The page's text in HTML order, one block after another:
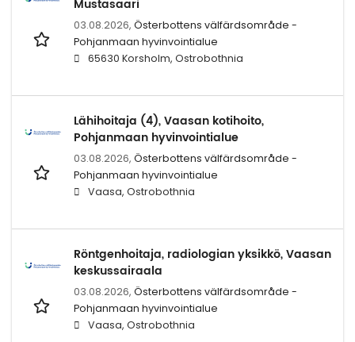
Mustasaari
03.08.2026, Österbottens välfärdsområde -
Pohjanmaan hyvinvointialue
65630 Korsholm, Ostrobothnia
Lähihoitaja (4), Vaasan kotihoito,
Pohjanmaan hyvinvointialue
03.08.2026, Österbottens välfärdsområde -
Pohjanmaan hyvinvointialue
Vaasa, Ostrobothnia
Röntgenhoitaja, radiologian yksikkö, Vaasan
keskussairaala
03.08.2026, Österbottens välfärdsområde -
Pohjanmaan hyvinvointialue
Vaasa, Ostrobothnia